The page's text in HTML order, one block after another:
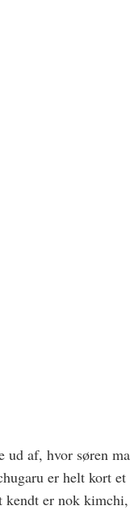
ud af, hvor søren
er helt kort et
kendt er nok kimchi,